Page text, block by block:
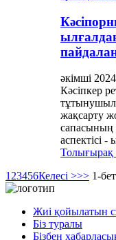
әкімші
Кәсіпкер
жақсарту
сапасының
аспектісі
Толығырақ
1 23456Келесі >>> 1-
Жиі қойылатын
Біз туралы
Бізбен